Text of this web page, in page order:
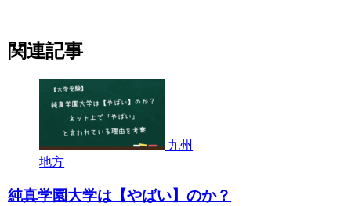
関連記事
九州
地方
純真学園大学は【やばい】のか？